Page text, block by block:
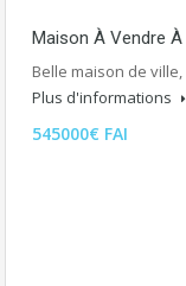
Maison À Vendre
Belle maison de
Plus d'informations
545000€ FAI